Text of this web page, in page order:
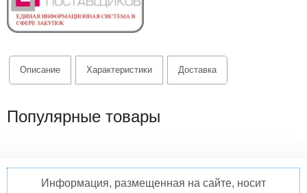
Описание Характеристики Доставка
Популярные товары
Информация, размещенная на сайте, носит